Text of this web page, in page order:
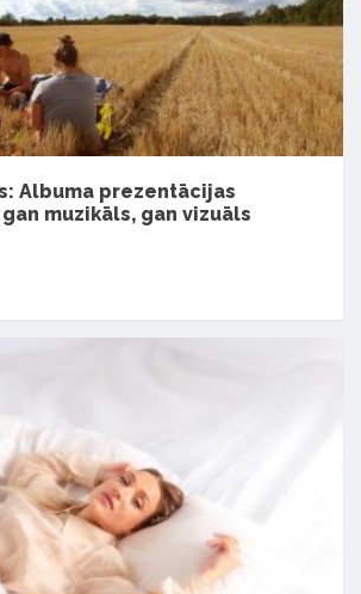
Albuma prezentācijas
muzikāls, gan vizuāls